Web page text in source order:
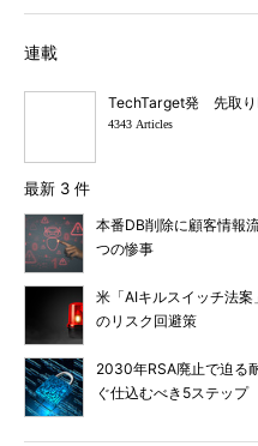
連載
TechTarget発 先取り
4343 Articles
最新 3 件
本番DB削除に顧客情報
つの惨事
米「AIキルスイッチ法
のリスク回避策
2030年RSA廃止で迫る
ぐ仕込むべき5ステップ